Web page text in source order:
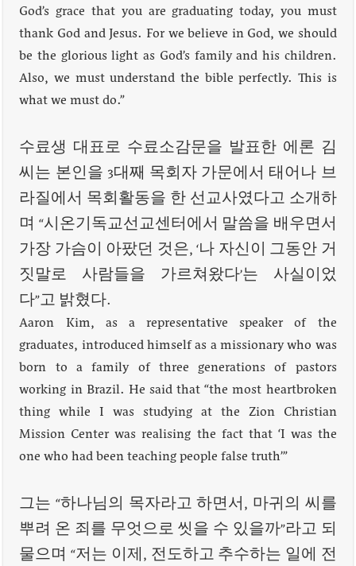
God’s grace that you are graduating today, you must
thank God and Jesus. For we believe in God, we should
be the glorious light as God’s family and his children.
Also, we must understand the bible perfectly. This is
what we must do.”
수료생 대표로 수료소감문을 발표한 에론 김
씨는 본인을 3대째 목회자 가문에서 태어나 브
라질에서 목회활동을 한 선교사였다고 소개하
며 “시온기독교선교센터에서 말씀을 배우면서
가장 가슴이 아팠던 것은, ‘나 자신이 그동안 거
짓말로 사람들을 가르쳐왔다’는 사실이었
다”고 밝혔다.
Aaron Kim, as a representative speaker of the
graduates, introduced himself as a missionary who was
born to a family of three generations of pastors
working in Brazil. He said that “the most heartbroken
thing while I was studying at the Zion Christian
Mission Center was realising the fact that ‘I was the
one who had been teaching people false truth’”
그는 “하나님의 목자라고 하면서, 마귀의 씨를
뿌려 온 죄를 무엇으로 씻을 수 있을까”라고 되
물으며 “저는 이제, 전도하고 추수하는 일에 전